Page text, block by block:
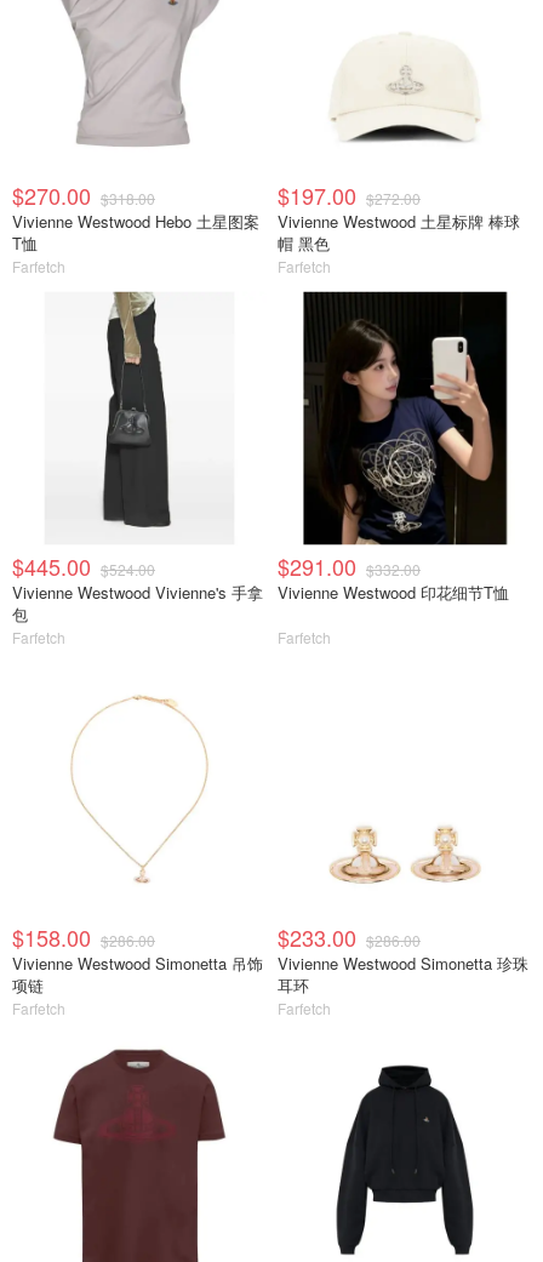
$270.00 $318.00
Vivienne Westwood Hebo 土星图案
T恤
Farfetch
$197.00 $272.00
Vivienne Westwood 土星标牌 棒球
帽 黑色
Farfetch
$445.00 $524.00
Vivienne Westwood Vivienne's 手拿
包
Farfetch
$291.00 $332.00
Vivienne Westwood 印花细节T恤
Farfetch
$158.00 $286.00
Vivienne Westwood Simonetta 吊饰
项链
Farfetch
$233.00 $286.00
Vivienne Westwood Simonetta 珍珠
耳环
Farfetch